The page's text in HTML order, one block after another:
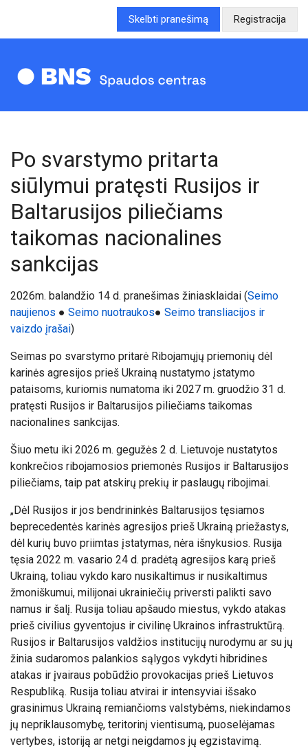
Skelbti pranešimą Registracija
Po svarstymo pritarta
siūlymui pratęsti Rusijos ir
Baltarusijos piliečiams
taikomas nacionalines
sankcijas
2026m. balandžio 14 d. pranešimas žiniasklaidai (Seimo
naujienos ● Seimo nuotraukos● Seimo transliacijos ir
vaizdo įrašai)
Seimas po svarstymo pritarė Ribojamųjų priemonių dėl
karinės agresijos prieš Ukrainą nustatymo įstatymo
pataisoms, kuriomis numatoma iki 2027 m. gruodžio 31 d.
pratęsti Rusijos ir Baltarusijos piliečiams taikomas
nacionalines sankcijas.
Šiuo metu iki 2026 m. gegužės 2 d. Lietuvoje nustatytos
konkrečios ribojamosios priemonės Rusijos ir Baltarusijos
piliečiams, taip pat atskirų prekių ir paslaugų ribojimai.
„Dėl Rusijos ir jos bendrininkės Baltarusijos tęsiamos
beprecedentės karinės agresijos prieš Ukrainą priežastys,
dėl kurių buvo priimtas įstatymas, nėra išnykusios. Rusija
tęsia 2022 m. vasario 24 d. pradėtą agresijos karą prieš
Ukrainą, toliau vykdo karo nusikaltimus ir nusikaltimus
žmoniškumui, milijonai ukrainiečių priversti palikti savo
namus ir šalį. Rusija toliau apšaudo miestus, vykdo atakas
prieš civilius gyventojus ir civilinę Ukrainos infrastruktūrą.
Rusijos ir Baltarusijos valdžios institucijų nurodymu ar su jų
žinia sudaromos palankios sąlygos vykdyti hibridines
atakas ir įvairaus pobūdžio provokacijas prieš Lietuvos
Respubliką. Rusija toliau atvirai ir intensyviai išsako
grasinimus Ukrainą remiančioms valstybėms, niekindamos
jų nepriklausomybę, teritorinį vientisumą, puoselėjamas
vertybes, istoriją ar netgi neigdamos jų egzistavimą.